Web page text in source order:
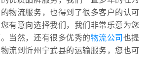
物流服务，也得到了很多客户的认可
有意向选择我们，我们非常乐意为您
当然，还有很多优秀的物流公司 也提
流到忻州宁武县的运输服务，您也可